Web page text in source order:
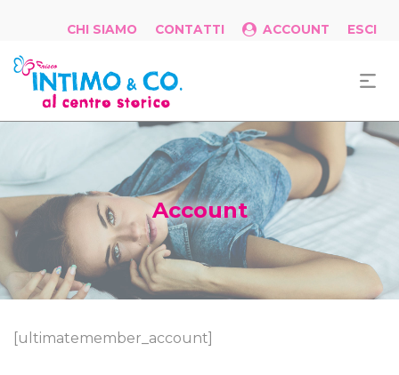
CHI SIAMO CONTATTI ACCOUNT ESCI
Account
[ultimatemember_account]